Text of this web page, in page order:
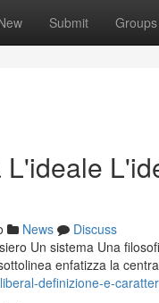
Submit Groups
News
Discuss
Un sistema Una
enfatizza la
definizione-e-